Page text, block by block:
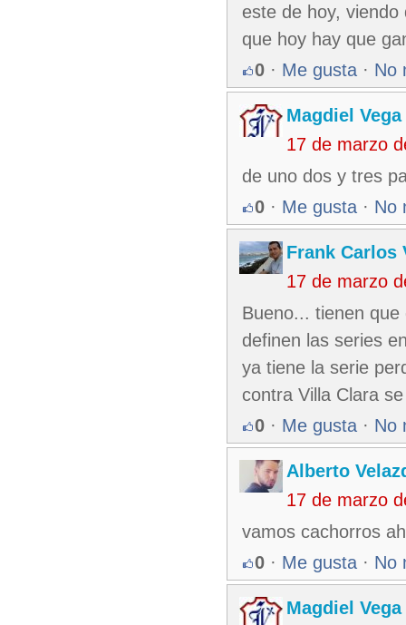
este de hoy,
que hoy hay que
0 · Me gusta · No
Magdiel Vega
17 de marzo
de uno dos y tres
0 · Me gusta · No
Frank Carlos
17 de marzo
Bueno... tienen
definen las series
ya tiene la serie
contra Villa Clara
0 · Me gusta · No
Alberto
17 de marzo
vamos cachorros
0 · Me gusta · No
Magdiel Vega